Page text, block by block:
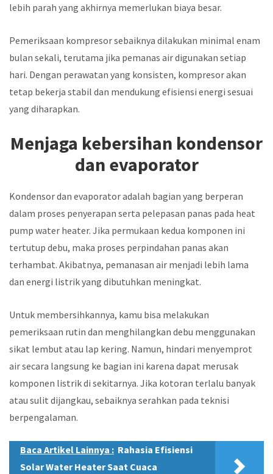
lebih parah yang akhirnya memerlukan biaya besar.
Pemeriksaan kompresor sebaiknya dilakukan minimal enam
bulan sekali, terutama jika pemanas air digunakan setiap
hari. Dengan perawatan yang konsisten, kompresor akan
tetap bekerja stabil dan mendukung efisiensi energi sesuai
yang diharapkan.
Menjaga kebersihan kondensor
dan evaporator
Kondensor dan evaporator adalah bagian yang berperan
dalam proses penyerapan serta pelepasan panas pada heat
pump water heater. Jika permukaan kedua komponen ini
tertutup debu, maka proses perpindahan panas akan
terhambat. Akibatnya, pemanasan air menjadi lebih lama
dan energi listrik yang dibutuhkan meningkat.
Untuk membersihkannya, kamu bisa melakukan
pemeriksaan rutin dan menghilangkan debu menggunakan
sikat lembut atau lap kering. Namun, hindari menyemprot
air secara langsung ke bagian ini karena dapat merusak
komponen listrik di sekitarnya. Jika kotoran terlalu banyak
atau sulit dijangkau, sebaiknya serahkan pada teknisi
berpengalaman.
Baca Artikel Lainnya : Rahasia Efisiensi
Solar Water Heater Saat Cuaca